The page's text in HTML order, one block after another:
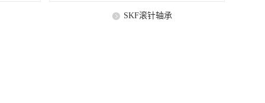
SKF滚针轴承